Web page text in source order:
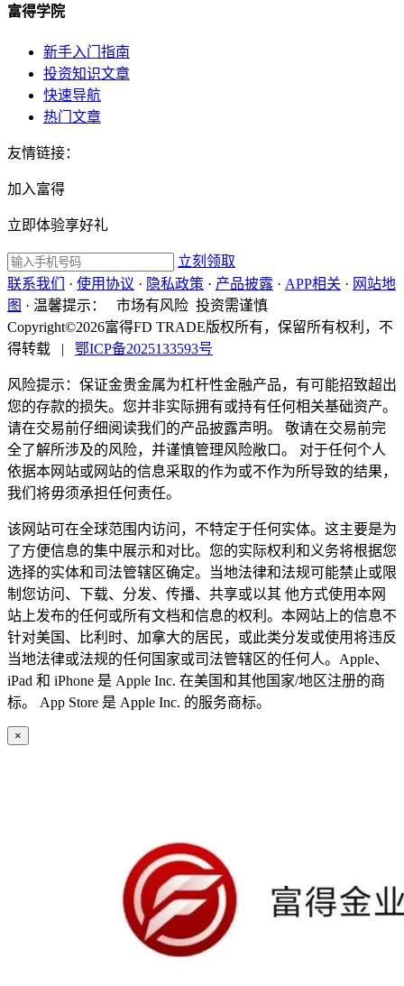
富得学院
新手入门指南
投资知识文章
快速导航
热门文章
友情链接：
加入富得
立即体验享好礼
立刻领取
联系我们
· 使用协议 · 隐私政策 · 产品披露 · APP相关 · 网站地
图 · 温馨提示：
市场有风险 投资需谨慎
Copyright©2026富得FD TRADE版权所有，保留所有权利，不
得转载
| 鄂ICP备2025133593号
风险提示：保证金贵金属为杠杆性金融产品，有可能招致超出
您的存款的损失。您并非实际拥有或持有任何相关基础资产。
请在交易前仔细阅读我们的产品披露声明。 敬请在交易前完
全了解所涉及的风险，并谨慎管理风险敞口。 对于任何个人
依据本网站或网站的信息采取的作为或不作为所导致的结果，
我们将毋须承担任何责任。
该网站可在全球范围内访问，不特定于任何实体。这主要是为
了方便信息的集中展示和对比。您的实际权利和义务将根据您
选择的实体和司法管辖区确定。当地法律和法规可能禁止或限
制您访问、下载、分发、传播、共享或以其 他方式使用本网
站上发布的任何或所有文档和信息的权利。本网站上的信息不
针对美国、比利时、加拿大的居民，或此类分发或使用将违反
当地法律或法规的任何国家或司法管辖区的任何人。Apple、
iPad 和 iPhone 是 Apple Inc. 在美国和其他国家/地区注册的商
标。 App Store 是 Apple Inc. 的服务商标。
×